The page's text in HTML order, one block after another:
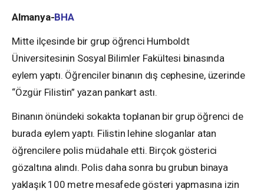
Almanya-BHA
Mitte ilçesinde bir grup öğrenci Humboldt
Üniversitesinin Sosyal Bilimler Fakültesi binasında
eylem yaptı. Öğrenciler binanın dış cephesine, üzerinde
“Özgür Filistin” yazan pankart astı.
Binanın önündeki sokakta toplanan bir grup öğrenci de
burada eylem yaptı. Filistin lehine sloganlar atan
öğrencilere polis müdahale etti. Birçok gösterici
gözaltına alındı. Polis daha sonra bu grubun binaya
yaklaşık 100 metre mesafede gösteri yapmasına izin